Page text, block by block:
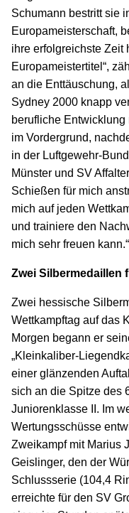
Schumann bestritt sie
Europameisterschaft,
ihre erfolgreichste Zeit
Europameistertitel“,
an die Enttäuschung,
Sydney 2000 knapp
berufliche
im Vordergrund,
in der Luftgewehr-
Münster und SV
Schießen für mich
mich auf jeden
und trainiere den
mich sehr freuen kann.“
Zwei Silbermedaillen
Zwei hessische
Wettkampftag auf das
Morgen begann er
„Kleinkaliber-
einer glänzenden
sich an die Spitze des
Juniorenklasse II. Im
Wertungsschüsse
Zweikampf mit Marius
Geislinger, den der
Schlussserie (104,4
erreichte für den SV